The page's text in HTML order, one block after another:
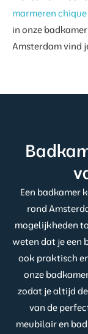
marmeren
in onze
Amsterdam vind
Een badkamer
rond
mogelijkheden
weten dat je een
ook praktisch
onze
zodat je altijd
van de
meubilair en